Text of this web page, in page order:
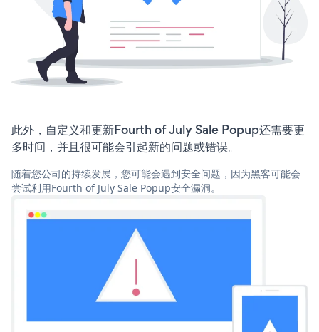
此外，自定义和更新Fourth of July Sale Popup还需要更
多时间，并且很可能会引起新的问题或错误。
随着您公司的持续发展，您可能会遇到安全问题，因为黑客可能会
尝试利用Fourth of July Sale Popup安全漏洞。